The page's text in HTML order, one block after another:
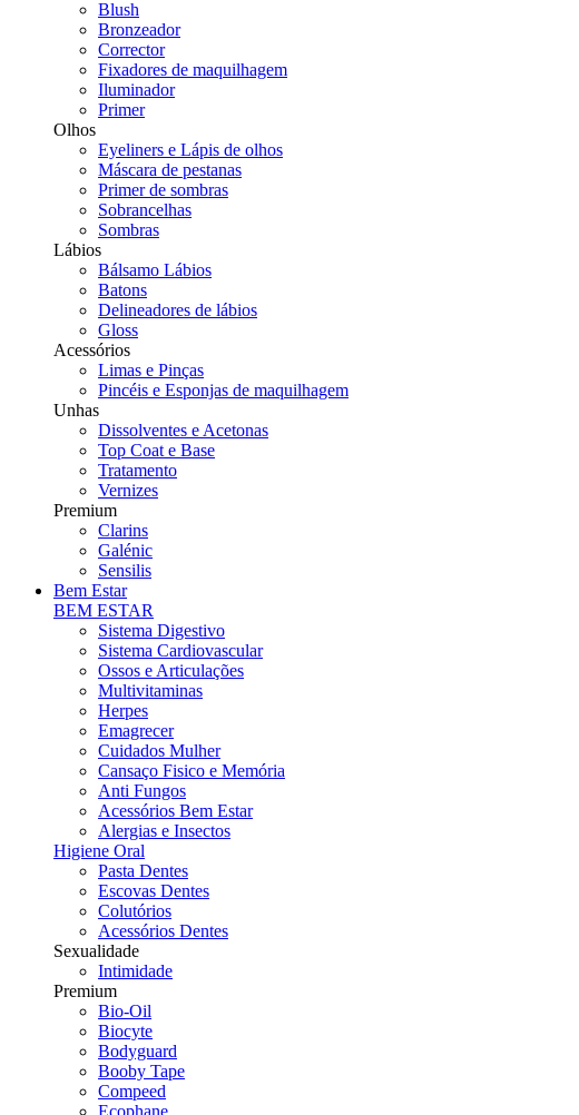
Blush
Bronzeador
Corrector
Fixadores de maquilhagem
Iluminador
Primer
Olhos
Eyeliners e Lápis de olhos
Máscara de pestanas
Primer de sombras
Sobrancelhas
Sombras
Lábios
Bálsamo Lábios
Batons
Delineadores de lábios
Gloss
Acessórios
Limas e Pinças
Pincéis e Esponjas de maquilhagem
Unhas
Dissolventes e Acetonas
Top Coat e Base
Tratamento
Vernizes
Premium
Clarins
Galénic
Sensilis
Bem Estar
BEM ESTAR
Sistema Digestivo
Sistema Cardiovascular
Ossos e Articulações
Multivitaminas
Herpes
Emagrecer
Cuidados Mulher
Cansaço Fisico e Memória
Anti Fungos
Acessórios Bem Estar
Alergias e Insectos
Higiene Oral
Pasta Dentes
Escovas Dentes
Colutórios
Acessórios Dentes
Sexualidade
Intimidade
Premium
Bio-Oil
Biocyte
Bodyguard
Booby Tape
Compeed
Ecophane